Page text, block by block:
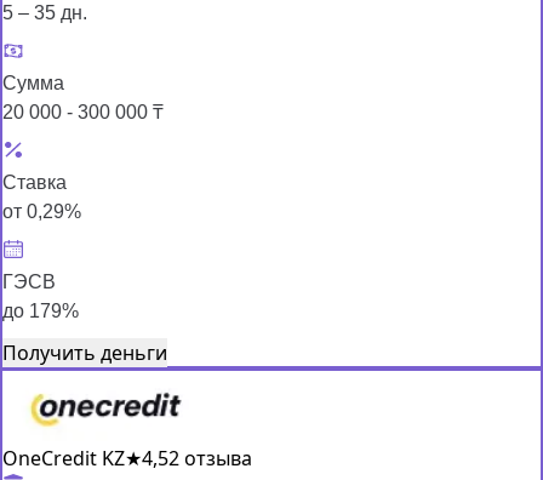
5 – 35 дн.
Сумма
20 000 - 300 000 ₸
Ставка
от 0,29%
ГЭСВ
до 179%
Получить деньги
OneCredit KZ★4,52 отзыва